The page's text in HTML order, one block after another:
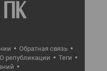
Обратная связь
О републикации
Теги